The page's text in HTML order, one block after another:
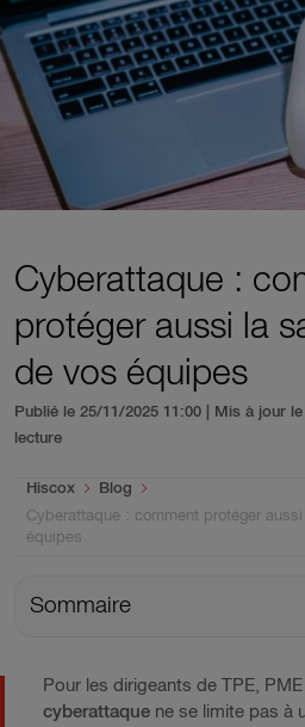
Cyberattaque :
protéger aussi la
de vos équipes
Publié le 25/11/2025 11:00 | Mis à jour
lecture
You are here:
Hiscox
Blog
Cyberattaque : comment protéger
équipes
Sommaire
Pour les dirigeants de TPE,
cyberattaque ne se limite pas à